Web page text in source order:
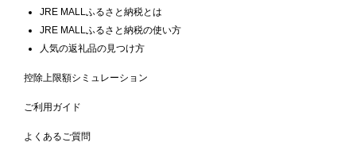
JRE MALLふるさと納税とは
JRE MALLふるさと納税の使い方
人気の返礼品の見つけ方
控除上限額シミュレーション
ご利用ガイド
よくあるご質問